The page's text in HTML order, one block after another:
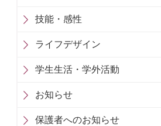
技能・感性
ライフデザイン
学生生活・学外活動
お知らせ
保護者へのお知らせ